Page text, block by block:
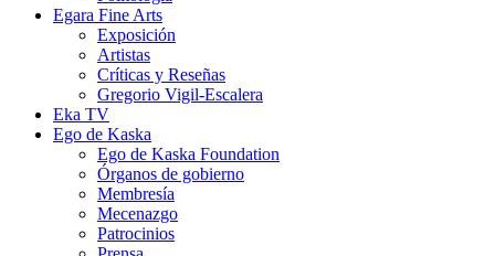
Egara Fine Arts
Exposición
Artistas
Críticas y Reseñas
Gregorio Vigil-Escalera
Eka TV
Ego de Kaska
Ego de Kaska Foundation
Órganos de gobierno
Membresía
Mecenazgo
Patrocinios